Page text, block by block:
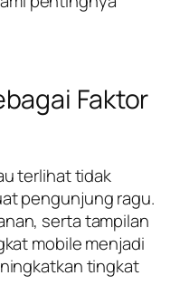
Faktor
terlihat tidak
pengunjung ragu.
serta tampilan
mobile menjadi
tingkat